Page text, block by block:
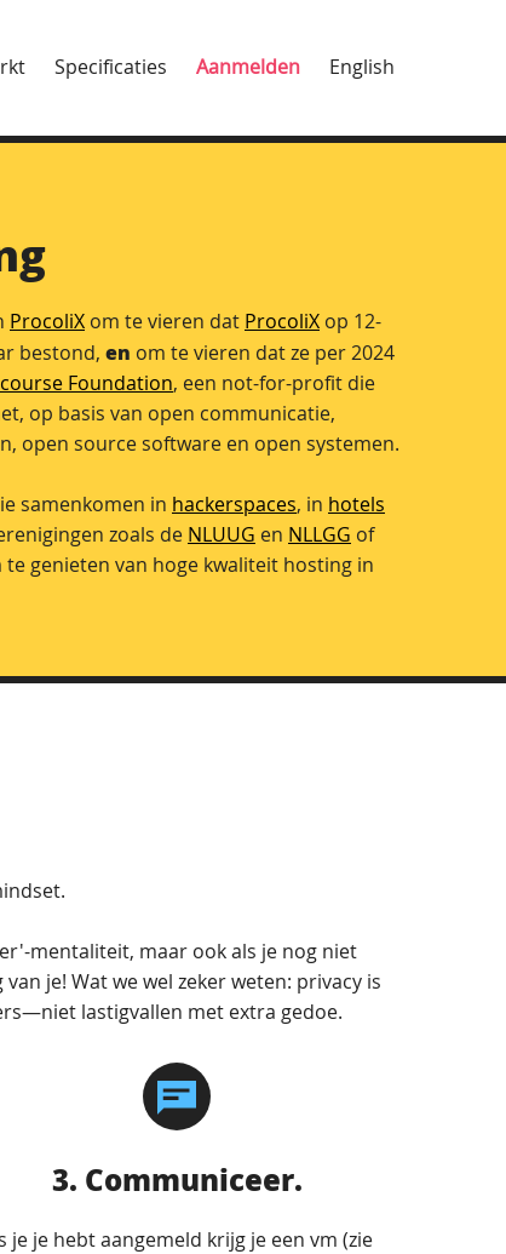
Specificaties Aanmelden English
ProcoliX om te vieren dat ProcoliX op 12-
bestond, en om te vieren dat ze per 2024
Foundation, een not-for-profit die
op basis van open communicatie,
open source software en open systemen.
samenkomen in hackerspaces, in hotels
zoals de NLUUG en NLLGG of
genieten van hoge kwaliteit hosting in
mentaliteit, maar ook als je nog niet
je! Wat we wel zeker weten: privacy is
lastigvallen met extra gedoe.
3. Communiceer.
je je hebt aangemeld krijg je een vm (zie